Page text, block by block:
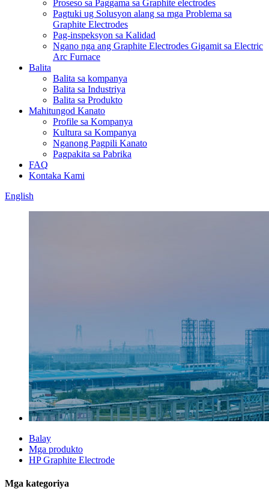
Proseso sa Paggama sa Graphite electrodes
Pagtuki ug Solusyon alang sa mga Problema sa
Graphite Electrodes
Pag-inspeksyon sa Kalidad
Ngano nga ang Graphite Electrodes Gigamit sa Electric
Arc Furnace
Balita
Balita sa kompanya
Balita sa Industriya
Balita sa Produkto
Mahitungod Kanato
Profile sa Kompanya
Kultura sa Kompanya
Nganong Pagpili Kanato
Pagpakita sa Pabrika
FAQ
Kontaka Kami
English
Balay
Mga produkto
HP Graphite Electrode
Mga kategoriya